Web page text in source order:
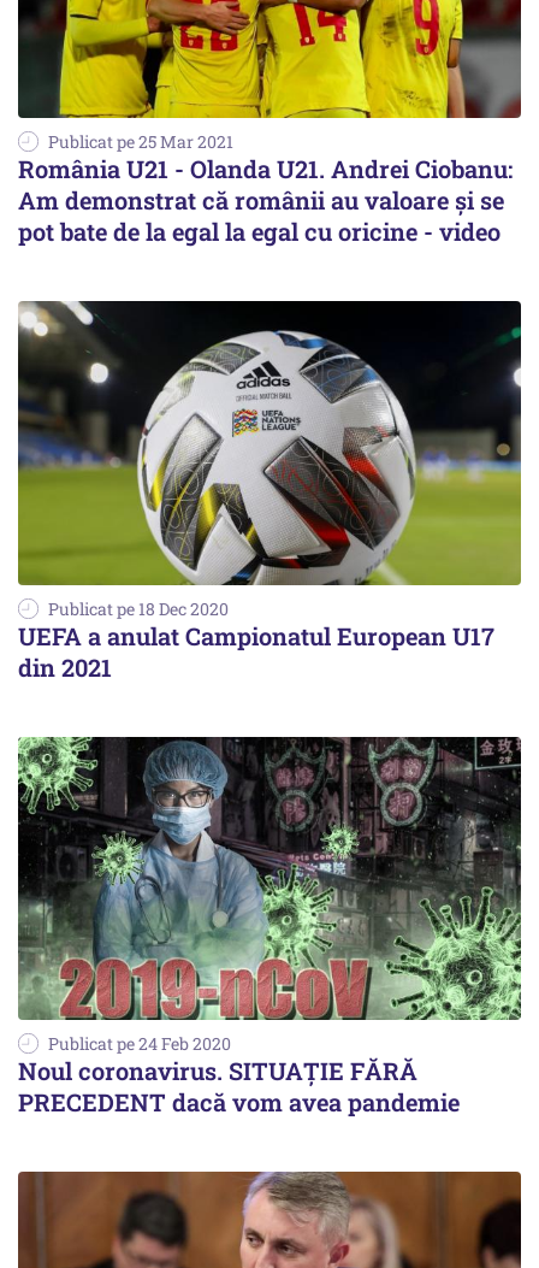
Publicat pe 25 Mar 2021
România U21 - Olanda U21. Andrei Ciobanu:
Am demonstrat că românii au valoare şi se
pot bate de la egal la egal cu oricine - video
Publicat pe 18 Dec 2020
UEFA a anulat Campionatul European U17
din 2021
Publicat pe 24 Feb 2020
Noul coronavirus. SITUAȚIE FĂRĂ
PRECEDENT dacă vom avea pandemie